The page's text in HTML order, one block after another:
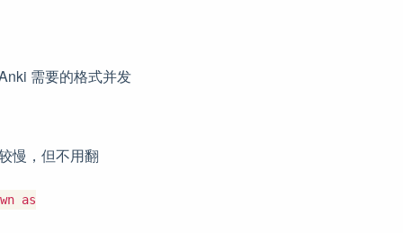
需要的格式并发
慢，但不用翻
as